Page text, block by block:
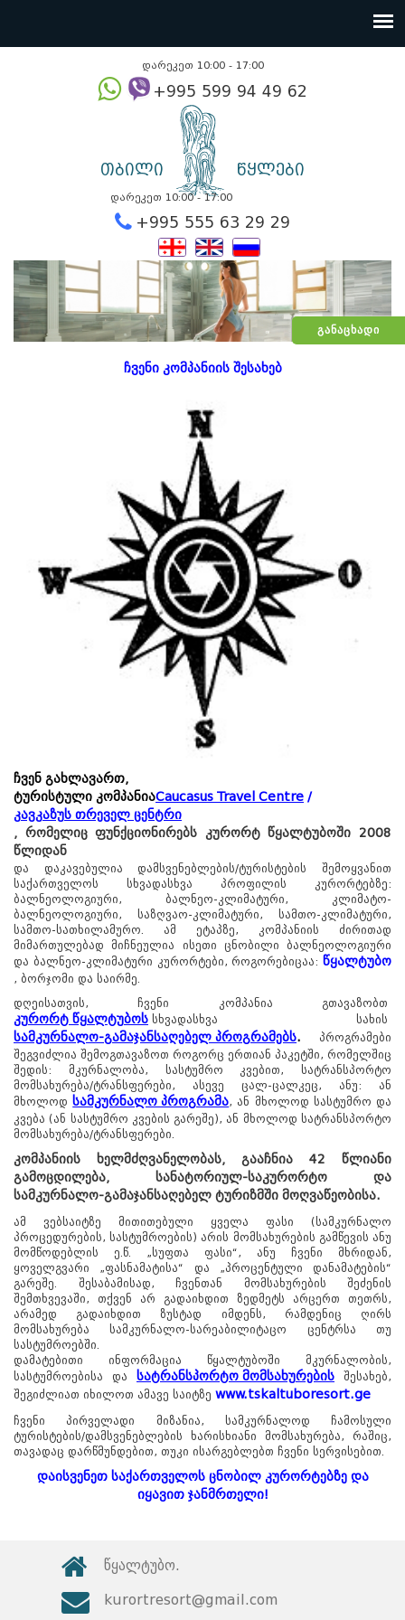
ᲒᲐᲜᲐᲪᲮᲐᲓᲘ
დარეკეთ 10:00 - 17:00
თბილი წყლები
დარეკეთ 10:00 - 17:00
+995 555 63 29
ჩვენი კომპანიის შესახებ
ჩვენ გახლავართ,
ტურისტული კომპანიაCaucasus Travel Centre /
კავკაზუს თრეველ ცენტრი
, რომელიც ფუნქციონირებს კურორტ წყალტუბოში 2008
წლიდან
და დაკავებულია დამსვენებლების/ტურისტების შემოყვანით
საქართველოს სხვადასხვა პროფილის კურორტებზე:
ბალნეოლოგიური, ბალნეო-კლიმატური, კლიმატო-
ბალნეოლოგიური, საზღვაო-კლიმატური, სამთო-კლიმატური,
სამთო-სათხილამურო. ამ ეტაპზე, კომპანიის ძირითად
მიმართულებად მიჩნეულია ისეთი ცნობილი ბალნეოლოგიური
და ბალნეო-კლიმატური კურორტები, როგორებიცაა: წყალტუბო
, ბორჯომი და საირმე.
დღეისათვის, ჩვენი კომპანია გთავაზობთ
კურორტ წყალტუბოს სხვადასხვა სახის
სამკურნალო-გამაჯანსაღებელ პროგრამებს. პროგრამები
შეგვიძლია შემოგთავაზოთ როგორც ერთიან პაკეტში, რომელშიც
შედის: მკურნალობა, სასტუმრო კვებით, სატრანსპორტო
მომსახურება/ტრანსფერები, ასევე ცალ-ცალკეც, ანუ: ან
მხოლოდსამკურნალო პროგრამა, ან მხოლოდ სასტუმრო და
კვება (ან სასტუმრო კვების გარეშე), ან მხოლოდ სატრანსპორტო
მომსახურება/ტრანსფერები.
კომპანიის ხელმძღვანელობას, გააჩნია 42 წლიანი
გამოცდილება, სანატორიულ-საკურორტო და
სამკურნალო-გამაჯანსაღებელ ტურიზმში მოღვაწეობისა.
ამ ვებსაიტზე მითითებული ყველა ფასი (სამკურნალო
პროცედურების, სასტუმროების) არის მომსახურების გამწევის ანუ
მომწოდებლის ე.წ. „სუფთა ფასი“, ანუ ჩვენი მხრიდან,
ყოველგვარი „ფასნამატისა“ და „პროცენტული დანამატების“
გარეშე. შესაბამისად, ჩვენთან მომსახურების შეძენის
შემთხვევაში, თქვენ არ გადაიხდით ზედმეტს არცერთ თეთრს,
არამედ გადაიხდით ზუსტად იმდენს, რამდენიც ღირს
მომსახურება სამკურნალო-სარეაბილიტაცო ცენტრსა თუ
სასტუმროებში.
დამატებითი ინფორმაცია წყალტუბოში მკურნალობის,
სასტუმროებისა და სატრანსპორტო მომსახურების შესახებ,
შეგიძლიათ იხილოთ ამავე საიტზე www.tskaltuboresort.ge
ჩვენი პირველადი მიზანია, სამკურნალოდ ჩამოსული
ტურისტების/დამსვენებლების ხარისხიანი მომსახურება, რაშიც,
თავადაც დარწმუნდებით, თუკი ისარგებლებთ ჩვენი სერვისებით.
დაისვენეთ საქართველოს ცნობილ კურორტებზე და
იყავით ჯანმრთელი!
წყალტუბო.
kurortresort@gmail.com
+995 555 63 29 29; 10:00-დან
17:00 საათამდე
www.tskaltuboresort.ge
© 2010 - 2026 CTC - Caucasus Travel Centre LTD
- ყველა უფლება დაცულია